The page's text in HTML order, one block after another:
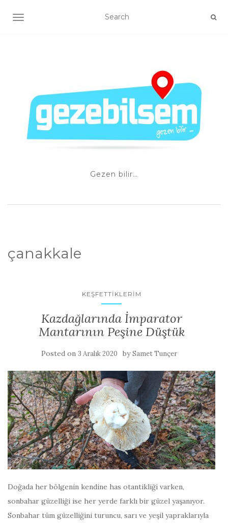
TOGGLE NAVIGATION
Gezen bilir…
çanakkale
KEŞFETTIKLERIM
Kazdağlarında İmparator
Mantarının Peşine Düştük
Posted on 3 Aralık 2020 bySamet Tunçer
Doğada her bölgenin kendine has otantikliği varken,
sonbahar güzelliği ise her yerde farklı bir güzel yaşanıyor.
Sonbahar tüm güzelliğini turuncu, sarı ve yeşil yapraklarıyla